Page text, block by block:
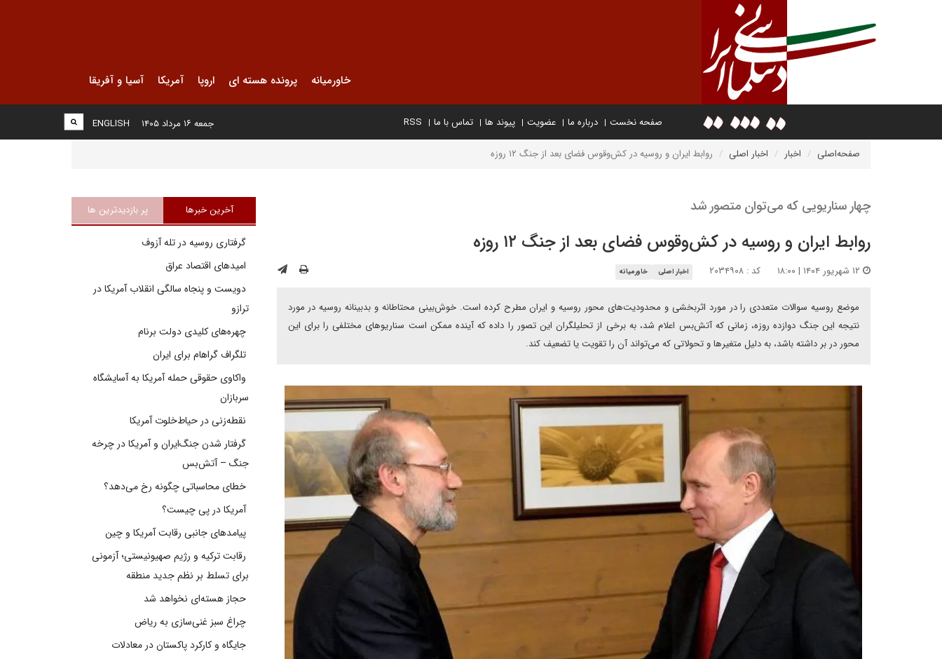
خاورمیانه پرونده هسته ای اروپا آمریکا آسیا و آفریقا
صفحه نخست درباره ما عضویت پیوند ها تماس با ما RSS
ENGLISH جمعه ۱۶ مرداد ۱۴۰۵
صفحه‌اصلی اخبار اخبار اصلی روابط ایران و روسیه در کش‌وقوس فضای بعد از جنگ ۱۲ روزه
چهار سناریویی که می‌توان متصور شد
روابط ایران و روسیه در کش‌وقوس فضای بعد از جنگ ۱۲ روزه
کد : ۲۰۳۴۹۰۸ اخبار اصلی خاورمیانه
موضع روسیه سوالات متعددی را در مورد اثربخشی و محدودیت‌های محور روسیه و ایران مطرح کرده است. خوش‌بینی محتاطانه و بدبینانه روسیه در مورد
نتیجه این جنگ دوازده روزه، زمانی که آتش‌بس اعلام شد، به برخی از تحلیلگران این تصور را داده که آینده ممکن است سناریوهای مختلفی را برای این
محور در بر داشته باشد، به دلیل متغیرها و تحولاتی که می‌تواند آن را تقویت یا تضعیف کند.
آخرین خبرها پر بازدیدترین ها
گرفتاری روسیه در تله آزوف
امیدهای اقتصاد عراق
دویست و پنجاه سالگی انقلاب آمریکا در
ترازو
چهره‌های کلیدی دولت برنام
تلگراف گراهام برای ایران
واکاوی حقوقی حمله آمریکا به آسایشگاه
سربازان
نقطه‌زنی در حیاط‌خلوت آمریکا
گرفتار شدن جنگ‌ایران و آمریکا در چرخه
جنگ – آتش‌بس
خطای محاسباتی چگونه رخ می‌دهد؟
آمریکا در پی چیست؟
پیامدهای جانبی رقابت آمریکا و چین
رقابت ترکیه و رژیم صهیونیستی؛ آزمونی
برای تسلط بر نظم جدید منطقه
حجاز هسته‌ای نخواهد شد
چراغ سبز غنی‌سازی به ریاض
جایگاه و کارکرد پاکستان در معادلات